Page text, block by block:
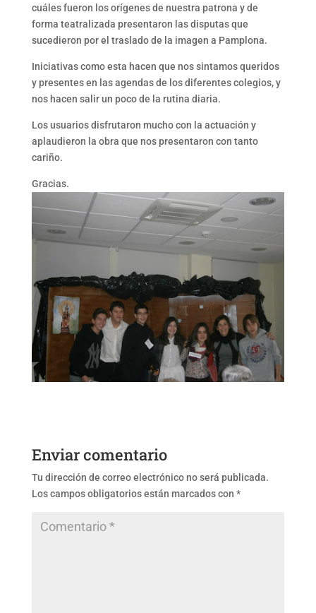
cuáles fueron los orígenes de nuestra patrona y de
forma teatralizada presentaron las disputas que
sucedieron por el traslado de la imagen a Pamplona.
Iniciativas como esta hacen que nos sintamos queridos
y presentes en las agendas de los diferentes colegios, y
nos hacen salir un poco de la rutina diaria.
Los usuarios disfrutaron mucho con la actuación y
aplaudieron la obra que nos presentaron con tanto
cariño.
Gracias.
Enviar comentario
Tu dirección de correo electrónico no será publicada.
Los campos obligatorios están marcados con *